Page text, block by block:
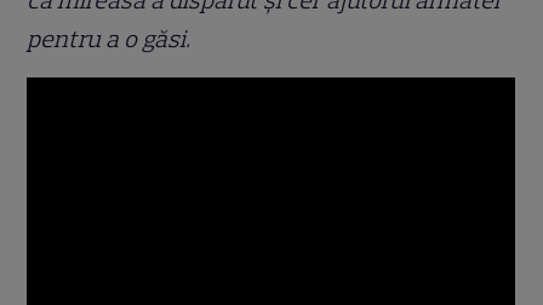
pentru a o găsi.